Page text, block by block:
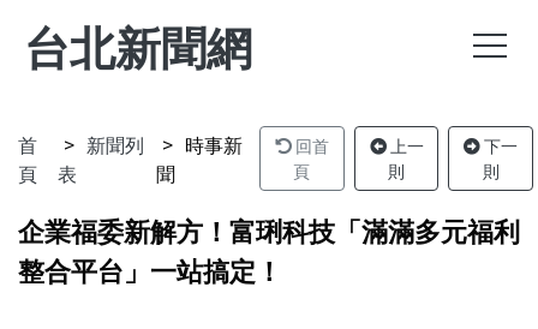
台北新聞網
首
頁
新聞列
表
時事新
聞
回首
頁
上一
則
下一
則
企業福委新解方！富琍科技「滿滿多元福利
整合平台」一站搞定！